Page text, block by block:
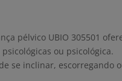
pélvico UBIO 305501
ou psicológica.
se inclinar, escorregando